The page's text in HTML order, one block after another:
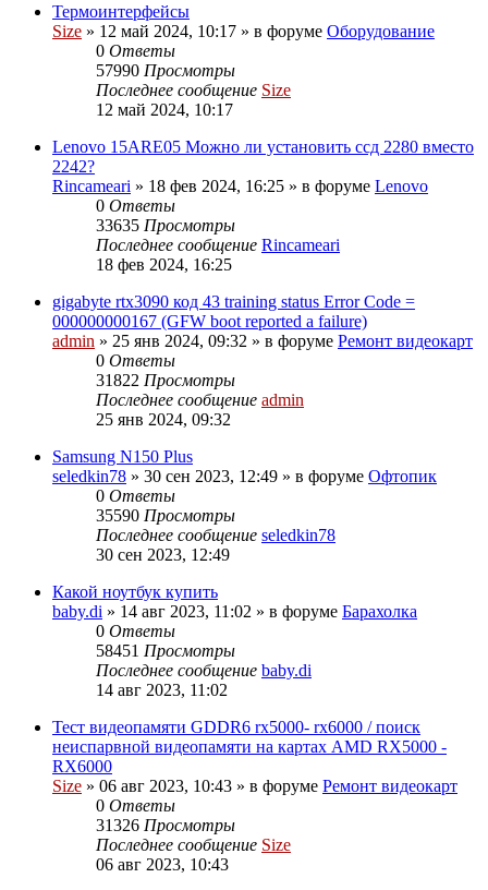
Термоинтерфейсы
Size » 12 май 2024, 10:17 » в форуме Оборудование
0 Ответы
57990 Просмотры
Последнее сообщение Size
12 май 2024, 10:17
Lenovo 15ARE05 Можно ли установить ссд 2280 вместо
2242?
Rincameari » 18 фев 2024, 16:25 » в форуме Lenovo
0 Ответы
33635 Просмотры
Последнее сообщение Rincameari
18 фев 2024, 16:25
gigabyte rtx3090 код 43 training status Error Code =
000000000167 (GFW boot reported a failure)
admin » 25 янв 2024, 09:32 » в форуме Ремонт видеокарт
0 Ответы
31822 Просмотры
Последнее сообщение admin
25 янв 2024, 09:32
Samsung N150 Plus
seledkin78 » 30 сен 2023, 12:49 » в форуме Офтопик
0 Ответы
35590 Просмотры
Последнее сообщение seledkin78
30 сен 2023, 12:49
Какой ноутбук купить
baby.di » 14 авг 2023, 11:02 » в форуме Барахолка
0 Ответы
58451 Просмотры
Последнее сообщение baby.di
14 авг 2023, 11:02
Тест видеопамяти GDDR6 rx5000- rx6000 / поиск
неиспарвной видеопамяти на картах AMD RX5000 -
RX6000
Size » 06 авг 2023, 10:43 » в форуме Ремонт видеокарт
0 Ответы
31326 Просмотры
Последнее сообщение Size
06 авг 2023, 10:43